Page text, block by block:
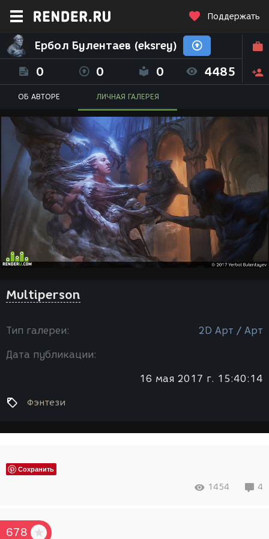
Поддержать
Ербол Булентаев (eksrey)
0 0 0 4485
ОБ АВТОРЕ ЛИЧНАЯ ГАЛЕРЕЯ
Multiperson
Тип галереи: 2D Арт / Арт
Дата публикации:
16 мая 2017 г. 15:40:14
Фэнтези
Сохранить
1454 4
678